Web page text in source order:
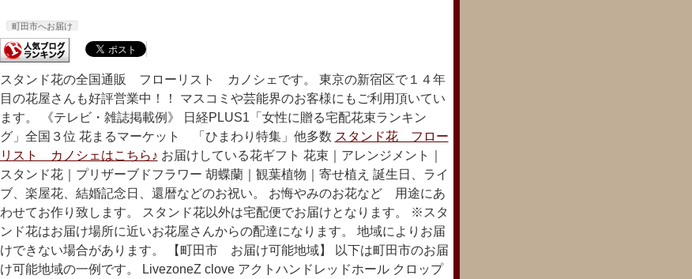
町田市へお届け
スタンド花の全国通販 フローリスト カノシェです。 東京の新宿区で１４年
目の花屋さんも好評営業中！！ マスコミや芸能界のお客様にもご利用頂いてい
ます。 《テレビ・雑誌掲載例》 日経PLUS1「女性に贈る宅配花束ランキン
グ」全国３位 花まるマーケット 「ひまわり特集」他多数 スタンド花 フロー
リスト カノシェはこちら♪ お届けしている花ギフト 花束｜アレンジメント｜
スタンド花｜プリザーブドフラワー 胡蝶蘭｜観葉植物｜寄せ植え 誕生日、ライ
ブ、楽屋花、結婚記念日、還暦などのお祝い。 お悔やみのお花など 用途にあ
わせてお作り致します。 スタンド花以外は宅配便でお届けとなります。 ※スタ
ンド花はお届け場所に近いお花屋さんからの配達になります。 地域によりお届
けできない場合があります。 【町田市 お届け可能地域】 以下は町田市のお届
け可能地域の一例です。 LivezoneZ clove アクトハンドレッドホール クロップ